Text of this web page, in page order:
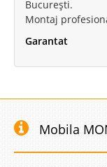
București.
Montaj
Garantat
Mobila